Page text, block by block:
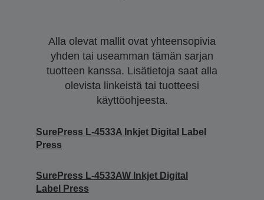
Alla olevat mallit ovat yhteensopivia
yhden tai useamman tämän sarjan
tuotteen kanssa. Lisätietoja saat alla
olevista linkeistä tai tuotteesi
käyttöohjeesta.
SurePress L-4533A Inkjet Digital Label
Press
SurePress L-4533AW Inkjet Digital
Label Press